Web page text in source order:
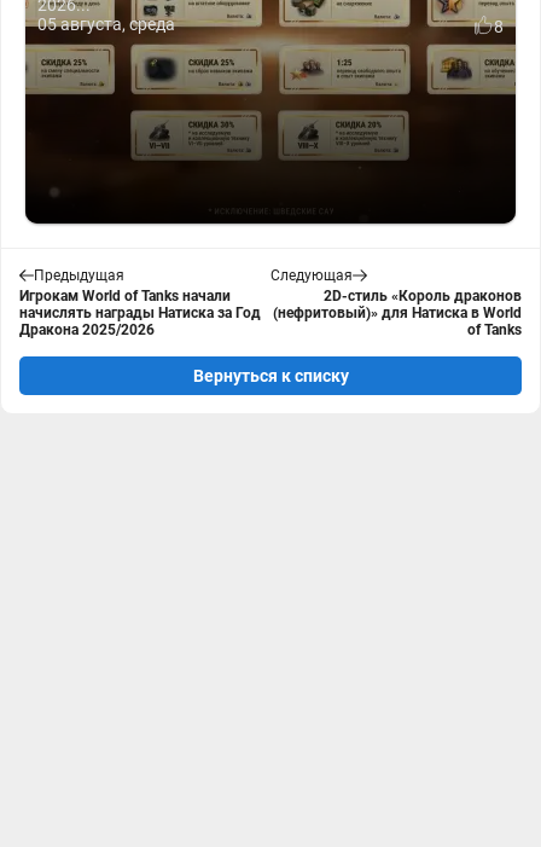
2026...
05 августа, среда
8
Предыдущая
Игрокам World of Tanks начали
начислять награды Натиска за Год
Дракона 2025/2026
Следующая
2D-стиль «Король драконов
(нефритовый)» для Натиска в World
of Tanks
Вернуться к списку